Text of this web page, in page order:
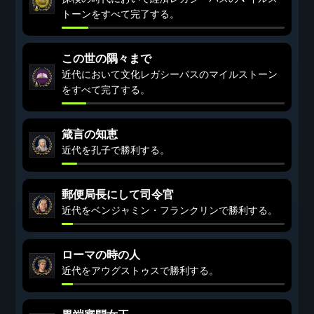
トーンをすべて完了する。
この世の隅々まで
近代において文化レガシーパスのマイルストーン
をすべて完了する。
箴言の知恵
近代を孔子で勝利する。
郵便局長にして司令官
近代をベンジャミン・フランクリンで勝利する。
ローマの時の人
近代をアウグストゥスで勝利する。